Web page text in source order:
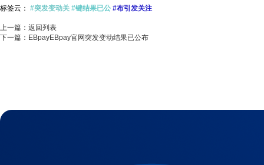
标签云： #突发变动关 #键结果已公 #布引发关注
上一篇：返回列表
下一篇：EBpayEBpay官网突发变动结果已公布